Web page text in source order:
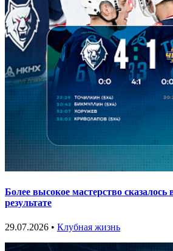
Более высокое мастерство сказалось
результате
29.07.2026 • Клубная жизнь